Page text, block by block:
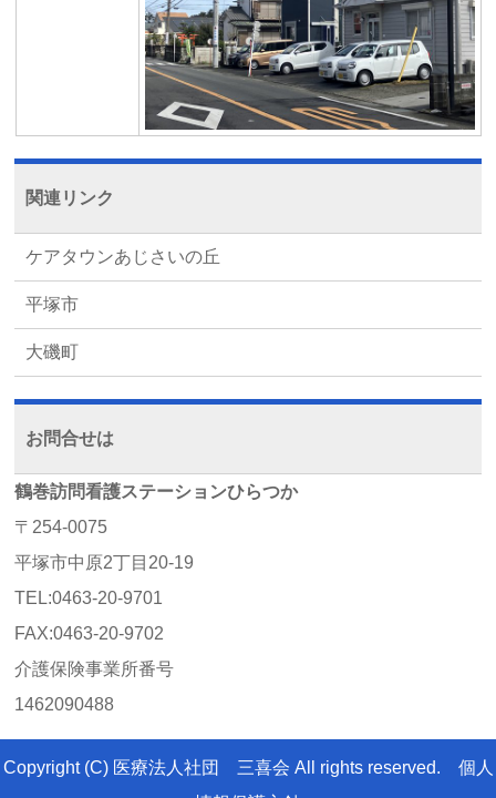
関連リンク
ケアタウンあじさいの丘
平塚市
大磯町
お問合せは
鶴巻訪問看護ステーションひらつか
〒254-0075
平塚市中原2丁目20-19
TEL:0463-20-9701
FAX:0463-20-9702
介護保険事業所番号
1462090488
Copyright (C) 医療法人社団 三喜会 All rights reserved. 個人